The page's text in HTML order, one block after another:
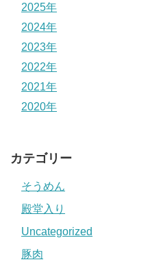
2025年
2024年
2023年
2022年
2021年
2020年
カテゴリー
そうめん
殿堂入り
Uncategorized
豚肉